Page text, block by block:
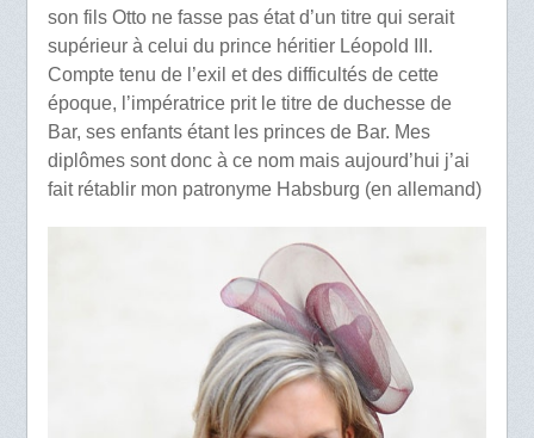
son fils Otto ne fasse pas état d’un titre qui serait
supérieur à celui du prince héritier Léopold III.
Compte tenu de l’exil et des difficultés de cette
époque, l’impératrice prit le titre de duchesse de
Bar, ses enfants étant les princes de Bar. Mes
diplômes sont donc à ce nom mais aujourd’hui j’ai
fait rétablir mon patronyme Habsburg (en allemand)